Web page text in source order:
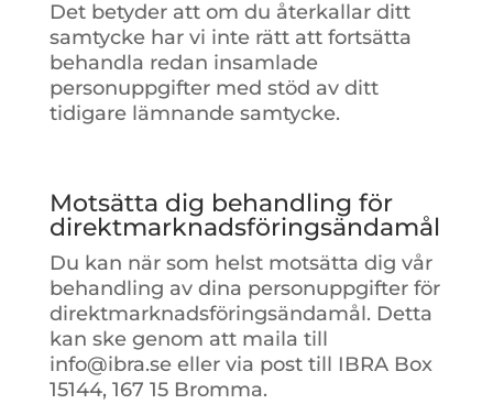
Det betyder att om du återkallar ditt
samtycke har vi inte rätt att fortsätta
behandla redan insamlade
personuppgifter med stöd av ditt
tidigare lämnande samtycke.
Motsätta dig behandling för
direktmarknadsföringsändamål
Du kan när som helst motsätta dig vår
behandling av dina personuppgifter för
direktmarknadsföringsändamål. Detta
kan ske genom att maila till
info@ibra.se eller via post till IBRA Box
15144, 167 15 Bromma.